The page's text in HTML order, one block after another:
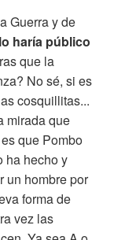
Guerra y de
lo haría público
que la
No sé, si es
cosquillitas...
mirada que
que Pombo
ha hecho y
un hombre por
forma de
vez las